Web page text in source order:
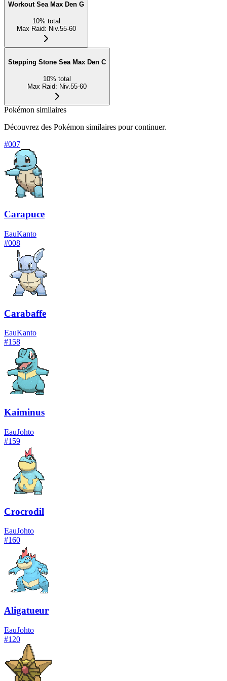
Workout Sea Max Den G
10% total
Max Raid: Niv.55-60
Stepping Stone Sea Max Den C
10% total
Max Raid: Niv.55-60
Pokémon similaires
Découvrez des Pokémon similaires pour continuer.
#007
Carapuce
EauKanto
#008
Carabaffe
EauKanto
#158
Kaiminus
EauJohto
#159
Crocrodil
EauJohto
#160
Aligatueur
EauJohto
#120